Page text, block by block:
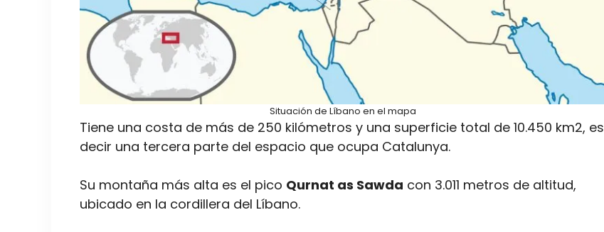
Situación de Líbano en el mapa
Tiene una costa de más de 250 kilómetros y una superficie total de 10.450 km2, es
decir una tercera parte del espacio que ocupa Catalunya.
Su montaña más alta es el pico Qurnat as Sawda con 3.011 metros de altitud,
ubicado en la cordillera del Líbano.